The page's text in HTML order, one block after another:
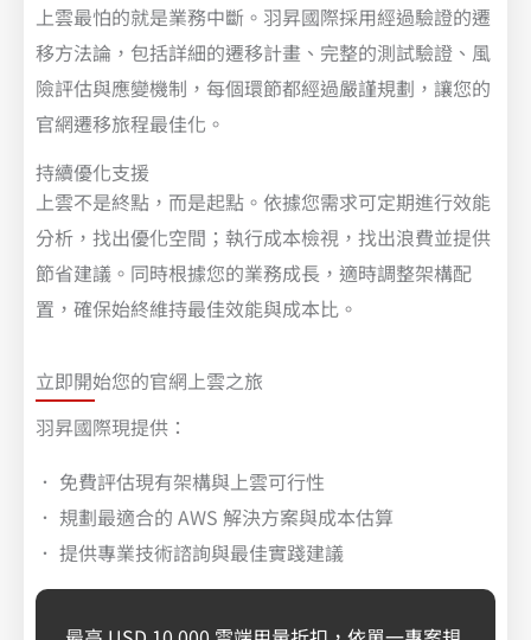
上雲最怕的就是業務中斷。羽昇國際採用經過驗證的遷
移方法論，包括詳細的遷移計畫、完整的測試驗證、風
險評估與應變機制，每個環節都經過嚴謹規劃，讓您的
官網遷移旅程最佳化。
持續優化支援
上雲不是終點，而是起點。依據您需求可定期進行效能
分析，找出優化空間；執行成本檢視，找出浪費並提供
節省建議。同時根據您的業務成長，適時調整架構配
置，確保始終維持最佳效能與成本比。
立即開始您的官網上雲之旅
羽昇國際現提供：
． 免費評估現有架構與上雲可行性
． 規劃最適合的 AWS 解決方案與成本估算
． 提供專業技術諮詢與最佳實踐建議